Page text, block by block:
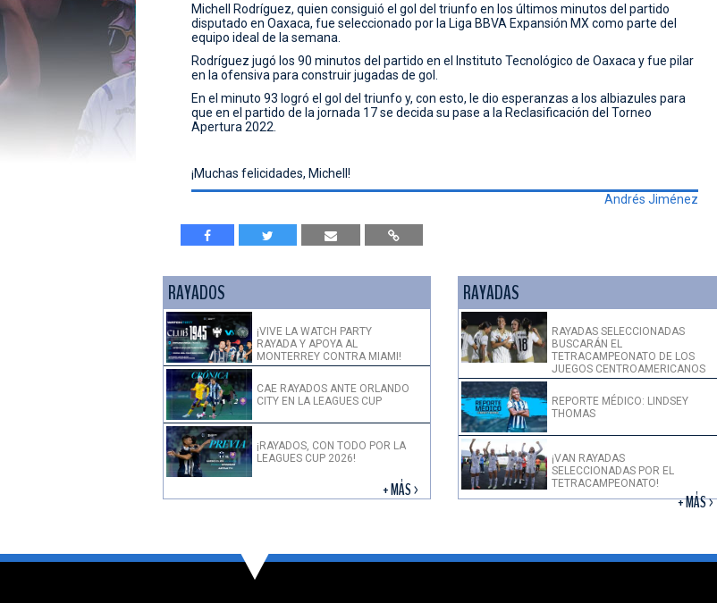
Michell Rodríguez, quien consiguió el gol del triunfo en los últimos minutos del partido
disputado en Oaxaca, fue seleccionado por la Liga BBVA Expansión MX como parte del
equipo ideal de la semana.
Rodríguez jugó los 90 minutos del partido en el Instituto Tecnológico de Oaxaca y fue pilar
en la ofensiva para construir jugadas de gol.
En el minuto 93 logró el gol del triunfo y, con esto, le dio esperanzas a los albiazules para
que en el partido de la jornada 17 se decida su pase a la Reclasificación del Torneo
Apertura 2022.
¡Muchas felicidades, Michell!
Andrés Jiménez
RAYADOS
¡VIVE LA WATCH PARTY
RAYADA Y APOYA AL
MONTERREY CONTRA MIAMI!
CAE RAYADOS ANTE ORLANDO
CITY EN LA LEAGUES CUP
¡RAYADOS, CON TODO POR LA
LEAGUES CUP 2026!
+ MÁS >
RAYADAS
RAYADAS SELECCIONADAS
BUSCARÁN EL
TETRACAMPEONATO DE LOS
JUEGOS CENTROAMERICANOS
REPORTE MÉDICO: LINDSEY
THOMAS
¡VAN RAYADAS
SELECCIONADAS POR EL
TETRACAMPEONATO!
+ MÁS >